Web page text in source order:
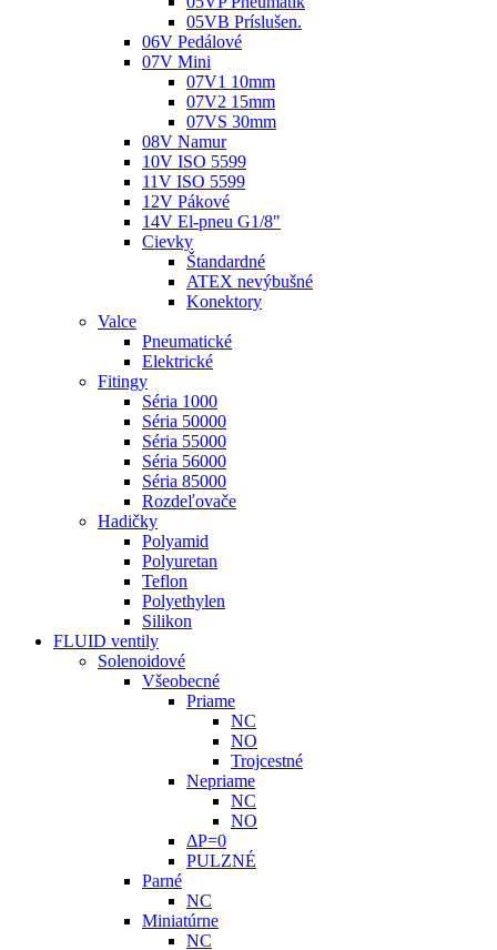
05VB Príslušen.
06V Pedálové
07V Mini
07V1 10mm
07V2 15mm
07VS 30mm
08V Namur
10V ISO 5599
11V ISO 5599
12V Pákové
14V El-pneu G1/8"
Cievky
Štandardné
ATEX nevýbušné
Konektory
Valce
Pneumatické
Elektrické
Fitingy
Séria 1000
Séria 50000
Séria 55000
Séria 56000
Séria 85000
Rozdeľovače
Hadičky
Polyamid
Polyuretan
Teflon
Polyethylen
Silikon
FLUID ventily
Solenoidové
Všeobecné
Priame
NC
NO
Trojcestné
Nepriame
NC
NO
ΔP=0
PULZNÉ
Parné
NC
Miniatúrne
NC